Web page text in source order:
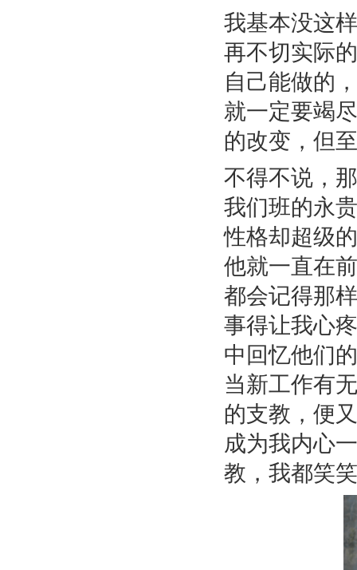
我基本没这
再不切实际
自己能做的
就一定要竭
的改变，但
不得不说，
我们班的永
性格却超级
他就一直在
都会记得那
事得让我心
中回忆他们
当新工作有
的支教，便
成为我内心
教，我都笑